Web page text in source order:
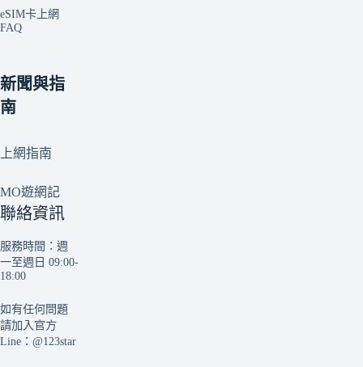
eSIM卡上網
FAQ
新聞與指
南
上網指南
MO遊網記
聯絡資訊
服務時間：週
一至週日 09:00-
18:00
如有任何問題
請加入官方
Line： @123star